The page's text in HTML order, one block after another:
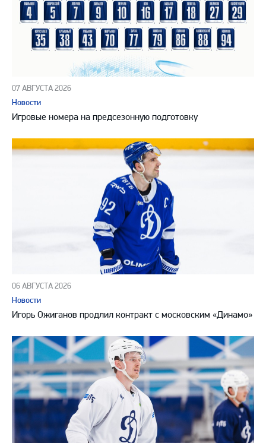
07 АВГУСТА 2026
Новости
Игровые номера на предсезонную подготовку
06 АВГУСТА 2026
Новости
Игорь Ожиганов продлил контракт с московским «Динамо»